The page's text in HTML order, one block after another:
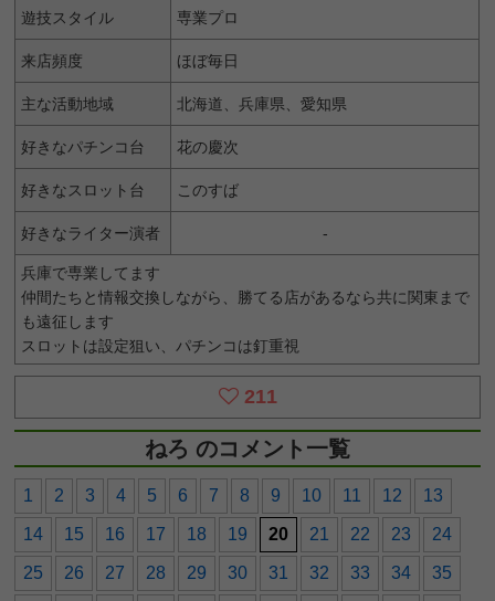
遊技スタイル 専業プロ
来店頻度 ほぼ毎日
主な活動地域 北海道、兵庫県、愛知県
好きなパチンコ台 花の慶次
好きなスロット台 このすば
好きなライター演者 -
兵庫で専業してます
仲間たちと情報交換しながら、勝てる店があるなら共に関東まで
も遠征します
スロットは設定狙い、パチンコは釘重視
211
ねろ のコメント一覧
1 2 3 4 5 6 7 8 9 10 11 12 13
14 15 16 17 18 19 20 21 22 23 24
25 26 27 28 29 30 31 32 33 34 35